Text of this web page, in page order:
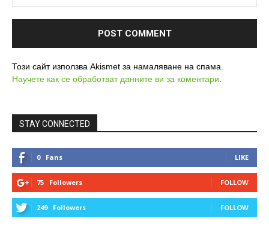
Този сайт използва Akismet за намаляване на спама.
Научете как се обработват данните ви за коментари
STAY CONNECTED
0 Fans LIKE
75 Followers FOLLOW
249 Followers FOLLOW